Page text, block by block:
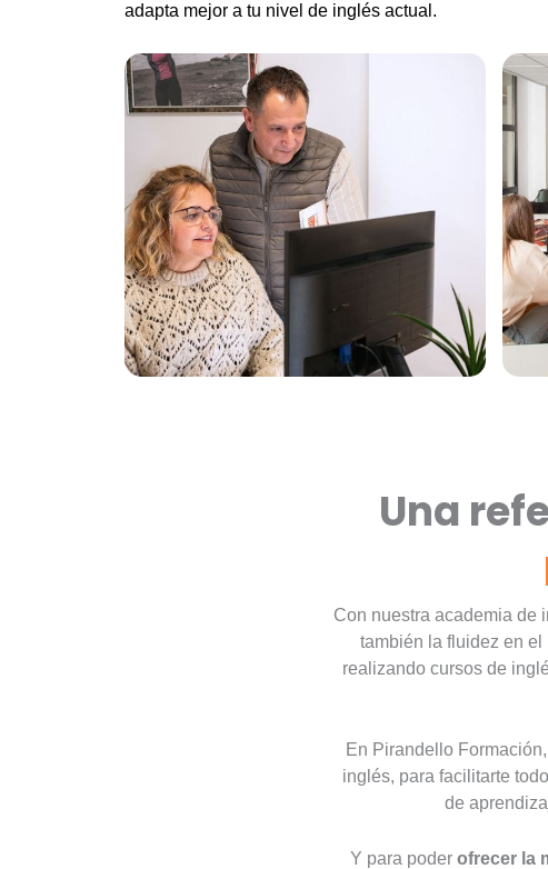
adapta mejor a tu nivel de inglés actual.
Una
Con nuestra academia de
también la fluidez en el
realizando cursos de
En Pirandello
inglés, para facilitarte
de
Y para poder ofrecer la